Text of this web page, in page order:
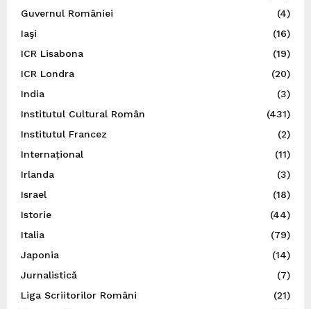
Guvernul României
(4)
Iaşi
(16)
ICR Lisabona
(19)
ICR Londra
(20)
India
(3)
Institutul Cultural Român
(431)
Institutul Francez
(2)
Internațional
(11)
Irlanda
(3)
Israel
(18)
Istorie
(44)
Italia
(79)
Japonia
(14)
Jurnalistică
(7)
Liga Scriitorilor Români
(21)